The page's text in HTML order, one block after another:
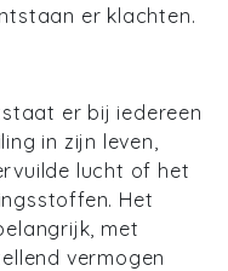
er klachten.
er bij iedereen
in zijn leven,
lucht of het
Het
met
vermogen